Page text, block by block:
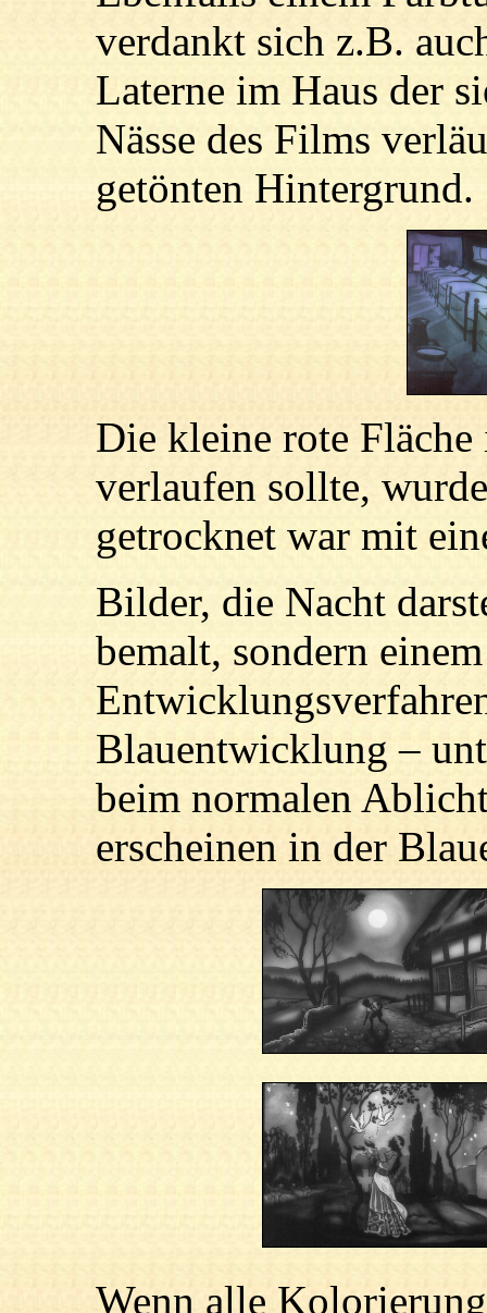
verdankt sich z.B.
Laterne im Haus der
Nässe des Films
getönten Hintergrund.
Die kleine rote
verlaufen sollte,
getrocknet war mit
Bilder, die Nacht
bemalt, sondern
Blauentwicklung–
beim normalen
erscheinen in der
Wenn alle